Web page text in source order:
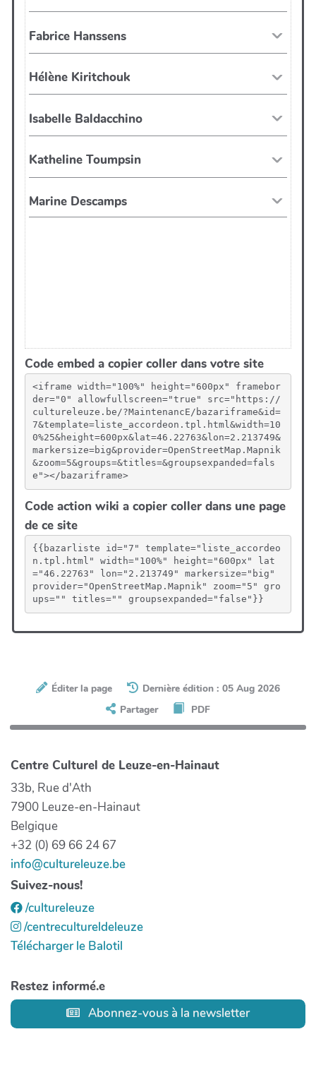
Code embed a copier coller dans votre site
<iframe width="100%" height="600px" framebor
der="0" allowfullscreen="true" src="https://
cultureleuze.be/?MaintenancE/bazariframe&id=
7&template=liste_accordeon.tpl.html&width=10
0%25&height=600px&lat=46.22763&lon=2.213749&
markersize=big&provider=OpenStreetMap.Mapnik
&zoom=5&groups=&titles=&groupsexpanded=fals
e"></bazariframe>
Code action wiki a copier coller dans une page
de ce site
{{bazarliste id="7" template="liste_accordeo
n.tpl.html" width="100%" height="600px" lat
="46.22763" lon="2.213749" markersize="big"
provider="OpenStreetMap.Mapnik" zoom="5" gro
ups="" titles="" groupsexpanded="false"}}
Éditer la page
Dernière édition : 05 Aug 2026
Partager
PDF
Centre Culturel de Leuze-en-Hainaut
33b, Rue d'Ath
7900 Leuze-en-Hainaut
Belgique
+32 (0) 69 66 24 67
info@cultureleuze.be
Suivez-nous!
/cultureleuze
/centrecultureldeleuze
Télécharger le Balotil
Restez informé.e
Abonnez-vous à la newsletter